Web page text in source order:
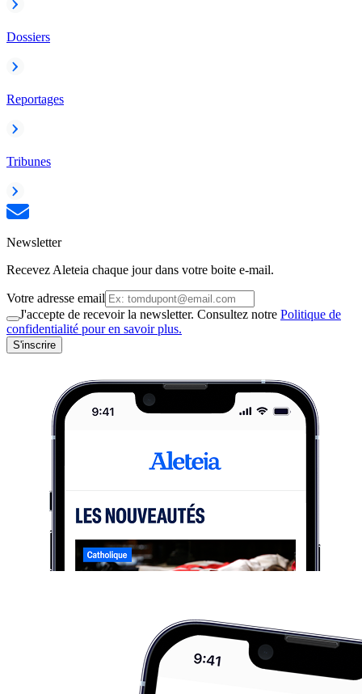
Dossiers
Reportages
Tribunes
Newsletter
Recevez Aleteia chaque jour dans votre boite e-mail.
Votre adresse email
J'accepte de recevoir la newsletter. Consultez notre Politique de
confidentialité pour en savoir plus.
S'inscrire